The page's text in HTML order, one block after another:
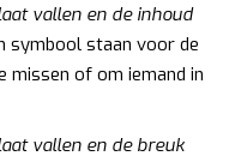
vallen en de inhoud
symbool staan voor de
missen of om iemand in
vallen en de breuk